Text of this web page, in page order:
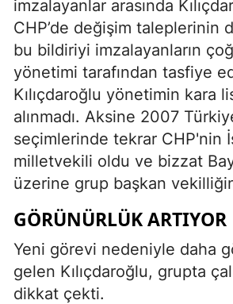
imzalayanlar arasında
CHP’de değişim taleplerinin
bu bildiriyi imzalayanların
yönetimi tarafından tasfiye
Kılıçdaroğlu yönetimin kara
alınmadı. Aksine 2007
seçimlerinde tekrar CHP'nin
milletvekili oldu ve bizzat
üzerine grup başkan
GÖRÜNÜRLÜK ARTIYOR
Yeni görevi nedeniyle daha
gelen Kılıçdaroğlu, grupta
dikkat çekti.